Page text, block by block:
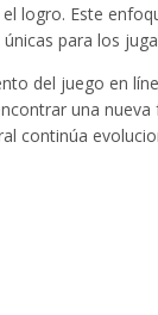
logro. Este
para los
del juego en
una nueva
continúa